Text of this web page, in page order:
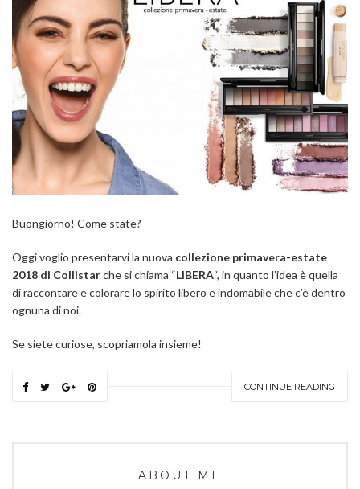
Buongiorno! Come state?
Oggi voglio presentarvi la nuova collezione primavera-estate
2018 di Collistarche si chiama “LIBERA“, in quanto l’idea è quella
di raccontare e colorare lo spirito libero e indomabile che c’è dentro
ognuna di noi.
Se siete curiose, scopriamola insieme!
CONTINUE READING
ABOUT ME